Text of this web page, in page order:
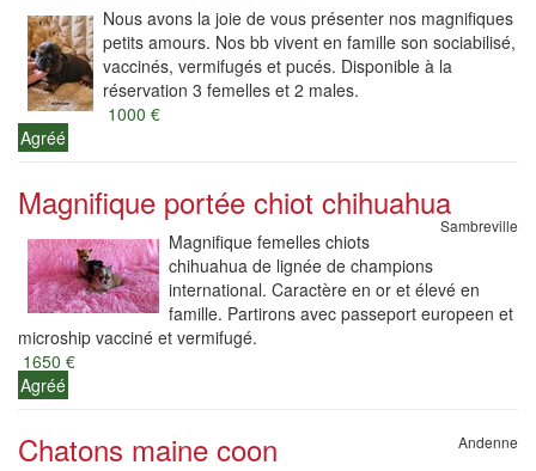
Nous avons la joie de vous présenter nos magnifiques
petits amours. Nos bb vivent en famille son sociabilisé,
vaccinés, vermifugés et pucés. Disponible à la
réservation 3 femelles et 2 males.
1000 €
Agréé
Magnifique portée chiot chihuahua
Sambreville
Magnifique femelles chiots
chihuahua de lignée de champions
international. Caractère en or et élevé en
famille. Partirons avec passeport europeen et
microship vacciné et vermifugé.
1650 €
Agréé
Chatons maine coon Andenne